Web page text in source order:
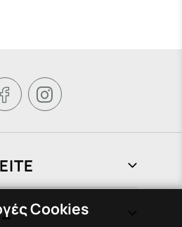
 
Cookies